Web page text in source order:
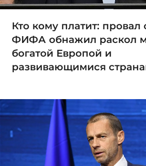
Кто кому платит: провал
ФИФА обнажил раскол
богатой Европой и
развивающимися